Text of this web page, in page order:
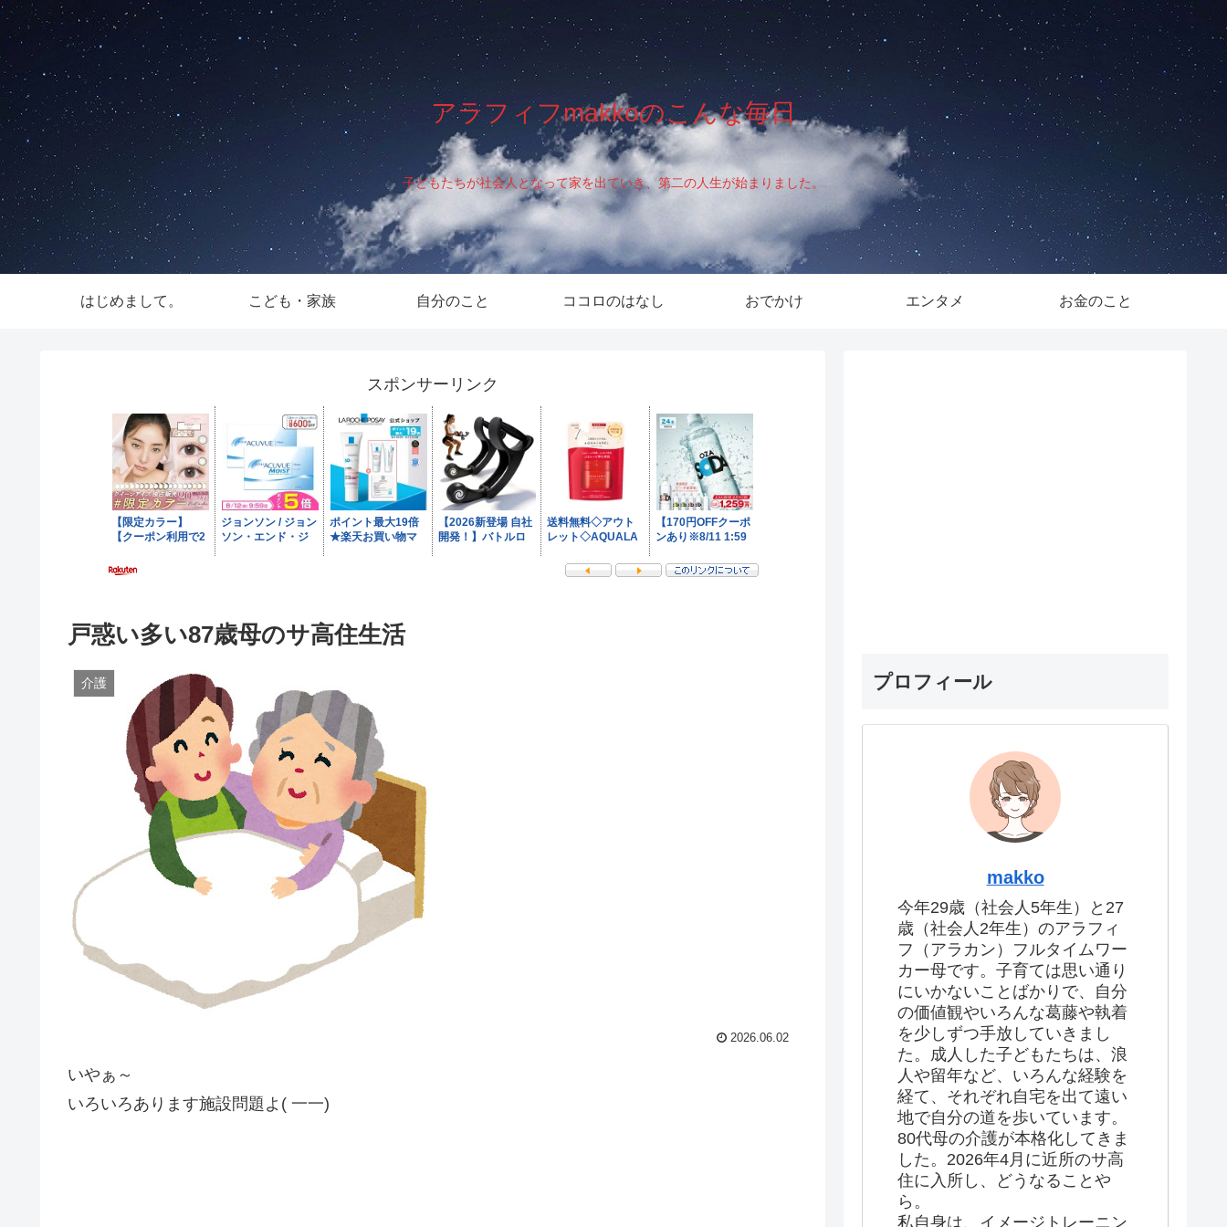
アラフィフmakkoのこんな毎日
子どもたちが社会人となって家を出ていき、第二の人生が始まりました。
はじめまして。 こども・家族 自分のこと ココロのはなし おでかけ エンタメ お金のこと
スポンサーリンク
戸惑い多い87歳母のサ高住生活
介護
2026.06.02
いやぁ～
いろいろあります施設問題よ( 一一)
プロフィール
makko
今年29歳（社会人5年生）と27
歳（社会人2年生）のアラフィ
フ（アラカン）フルタイムワー
カー母です。子育ては思い通り
にいかないことばかりで、自分
の価値観やいろんな葛藤や執着
を少しずつ手放していきまし
た。成人した子どもたちは、浪
人や留年など、いろんな経験を
経て、それぞれ自宅を出て遠い
地で自分の道を歩いています。
80代母の介護が本格化してきま
した。2026年4月に近所のサ高
住に入所し、どうなることや
ら。
私自身は、イメージトレーニン